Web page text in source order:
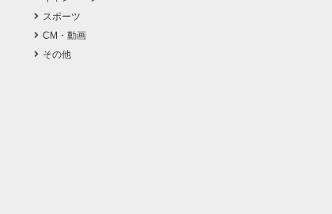
スポーツ
CM・動画
その他